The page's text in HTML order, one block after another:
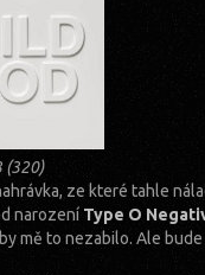
(320)
ze které tahle
narození Type O
mě to nezabilo. Ale